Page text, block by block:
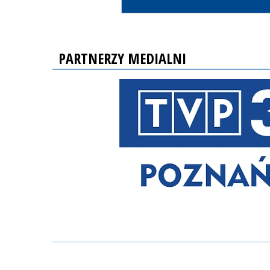
PARTNERZY MEDIALNI